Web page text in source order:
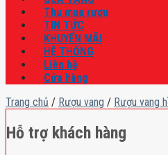
Thu mua rượu
TIN TỨC
KHUYẾN MÃI
HỆ THỐNG
Liên hệ
Cửa hàng
Trang chủ / Rượu vang / Rượu vang
Hỗ trợ khách hàng